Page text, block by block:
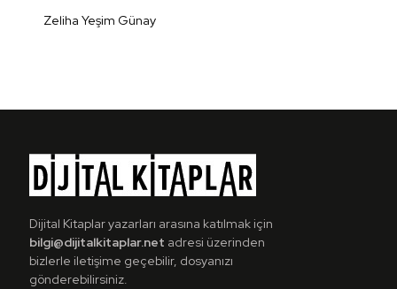
Detaylı
İncele
Zeliha Yeşim Günay
Dijital Kitaplar yazarları arasına katılmak için
bilgi@dijitalkitaplar.net adresi üzerinden
bizlerle iletişime geçebilir, dosyanızı
gönderebilirsiniz.